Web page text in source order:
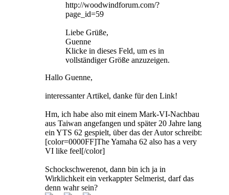
http://woodwindforum.com/?
page_id=59
Liebe Grüße,
Guenne
Klicke in dieses Feld, um es in
vollständiger Größe anzuzeigen.
Hallo Guenne,
interessanter Artikel, danke für den Link!
Hm, ich habe also mit einem Mark-VI-Nachbau
aus Taiwan angefangen und später 20 Jahre lang
ein YTS 62 gespielt, über das der Autor schreibt:
[color=0000FF]The Yamaha 62 also has a very
VI like feel[/color]
Schockschwerenot, dann bin ich ja in
Wirklichkeit ein verkappter Selmerist, darf das
denn wahr sein?